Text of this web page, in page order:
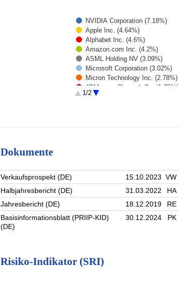
NVIDIA Corporation (7.18%)
Apple Inc. (4.64%)
Alphabet Inc. (4.6%)
Amazon.com Inc. (4.2%)
ASML Holding NV (3.09%)
Microsoft Corporation (3.02%)
Micron Technology Inc. (2.78%)
JPMorgan Chase & Co. (1.75%)
Eli Lilly and Co. (1.58%)
1/2
Dokumente
Verkaufsprospekt (DE) 15.10.2023 VW
Halbjahresbericht (DE)
31.03.2022 HA
Jahresbericht (DE)
18.12.2019 RE
Basisinformationsblatt (PRIIP-KID)
(DE)
30.12.2024 PK
Risiko-Indikator (SRI)